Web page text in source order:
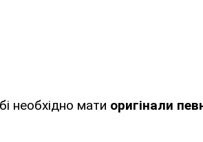
необхідно мати оригінали